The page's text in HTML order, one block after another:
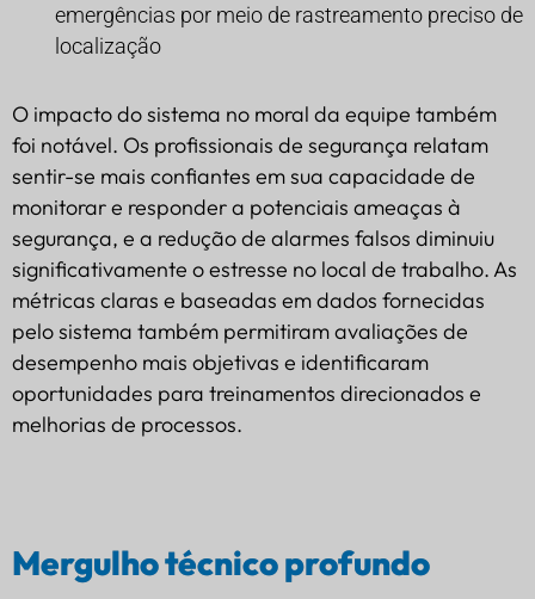
emergências por meio de rastreamento preciso de
localização
O impacto do sistema no moral da equipe também
foi notável. Os profissionais de segurança relatam
sentir-se mais confiantes em sua capacidade de
monitorar e responder a potenciais ameaças à
segurança, e a redução de alarmes falsos diminuiu
significativamente o estresse no local de trabalho. As
métricas claras e baseadas em dados fornecidas
pelo sistema também permitiram avaliações de
desempenho mais objetivas e identificaram
oportunidades para treinamentos direcionados e
melhorias de processos.
Mergulho técnico profundo